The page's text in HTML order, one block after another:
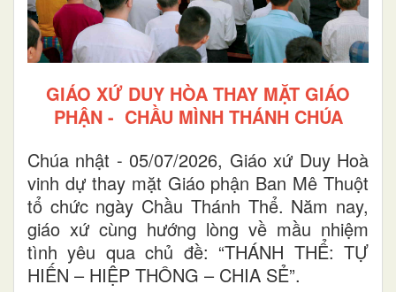
GIÁO XỨ DUY HÒA THAY MẶT GIÁO
PHẬN - CHẦU MÌNH THÁNH CHÚA
Chúa nhật - 05/07/2026, Giáo xứ Duy Hoà
vinh dự thay mặt Giáo phận Ban Mê Thuột
tổ chức ngày Chầu Thánh Thể. Năm nay,
giáo xứ cùng hướng lòng về mầu nhiệm
tình yêu qua chủ đề: “THÁNH THỂ: TỰ
HIẾN – HIỆP THÔNG – CHIA SẺ”.